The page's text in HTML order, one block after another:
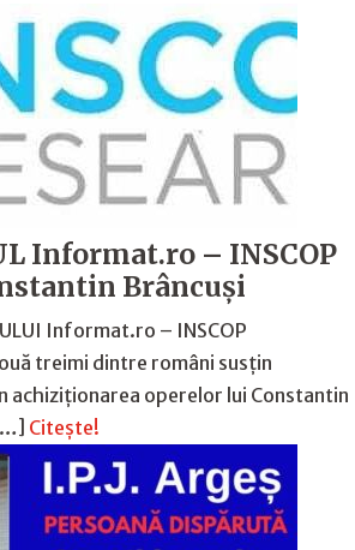
Informat.ro – INSCOP
Brâncuși
Informat.ro – INSCOP
treimi dintre români susțin
achiziționarea operelor lui Constantin
Citește!